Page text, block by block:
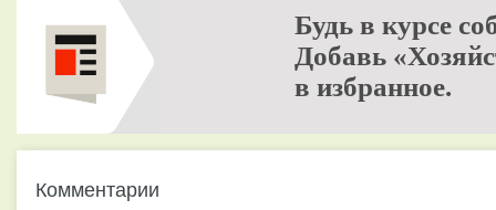
Будь в курсе
Добавь
в избранное.
Комментарии